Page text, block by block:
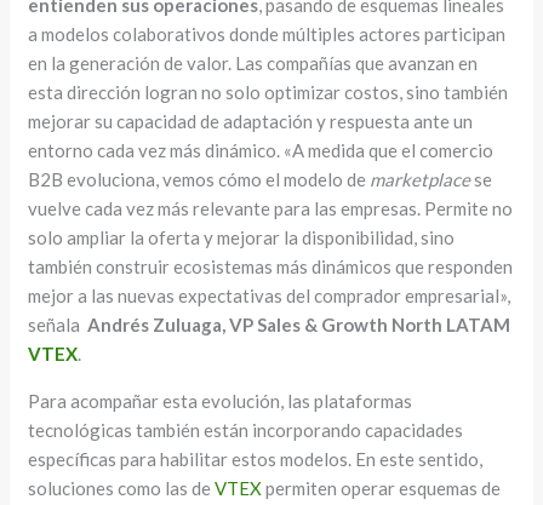
entienden sus operaciones, pasando de esquemas lineales
a modelos colaborativos donde múltiples actores participan
en la generación de valor. Las compañías que avanzan en
esta dirección logran no solo optimizar costos, sino también
mejorar su capacidad de adaptación y respuesta ante un
entorno cada vez más dinámico. «A medida que el comercio
B2B evoluciona, vemos cómo el modelo de marketplacese
vuelve cada vez más relevante para las empresas. Permite no
solo ampliar la oferta y mejorar la disponibilidad, sino
también construir ecosistemas más dinámicos que responden
mejor a las nuevas expectativas del comprador empresarial»,
señala Andrés Zuluaga, VP Sales & Growth North LATAM
VTEX.
Para acompañar esta evolución, las plataformas
tecnológicas también están incorporando capacidades
específicas para habilitar estos modelos. En este sentido,
soluciones como las deVTEXpermiten operar esquemas de